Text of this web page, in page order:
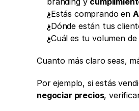
¿Estás comprando en
¿Dónde están tus
¿Cuál es tu volumen
Cuanto más claro seas,
negociar precios,